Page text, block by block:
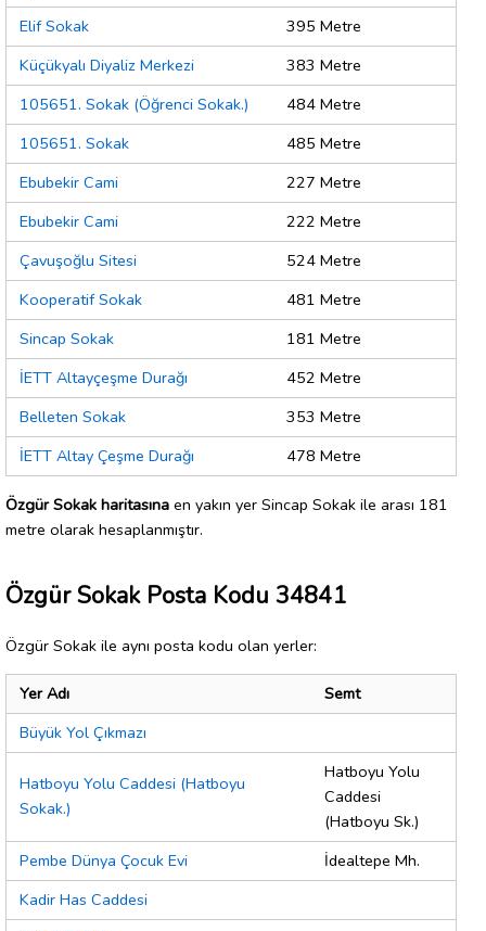
Elif Sokak
395 Metre
Küçükyalı Diyaliz Merkezi
383 Metre
105651. Sokak (Öğrenci Sokak.)
484 Metre
105651. Sokak
485 Metre
Ebubekir Cami
227 Metre
Ebubekir Cami
222 Metre
Çavuşoğlu Sitesi
524 Metre
Kooperatif Sokak
481 Metre
Sincap Sokak
181 Metre
İETT Altayçeşme Durağı
452 Metre
Belleten Sokak
353 Metre
İETT Altay Çeşme Durağı
478 Metre
Özgür Sokak haritasına en yakın yer Sincap Sokak ile arası 181
metre olarak hesaplanmıştır.
Özgür Sokak Posta Kodu 34841
Özgür Sokak ile aynı posta kodu olan yerler:
Yer Adı
Semt
Büyük Yol Çıkmazı
Hatboyu Yolu Caddesi (Hatboyu
Sokak.)
Hatboyu Yolu
Caddesi
(Hatboyu Sk.)
Pembe Dünya Çocuk Evi
İdealtepe Mh.
Kadir Has Caddesi